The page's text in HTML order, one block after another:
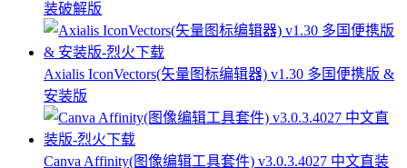
装破解版
Axialis IconVectors(矢量图标编辑器) v1.30 多国便携版 &
安装版
Canva Affinity(图像编辑工具套件) v3.0.3.4027 中文直装